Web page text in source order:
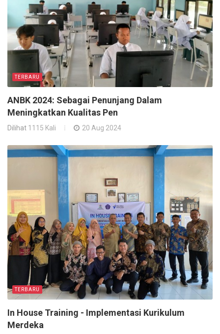
TERBARU
ANBK 2024: Sebagai Penunjang Dalam
Meningkatkan Kualitas Pen
Dilihat 1115 Kali 20 Aug 2024
TERBARU
In House Training - Implementasi Kurikulum
Merdeka